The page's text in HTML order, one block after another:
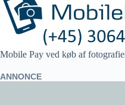
Mobile Pay ved køb af
ANNONCE